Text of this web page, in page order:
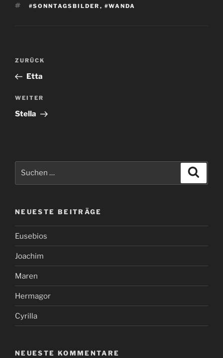
SCHLAGWÖRTER
#SONNTAGSBILDER , #WANDA
Beitragsnavigation
Vorheriger
Beitrag
ZURÜCK
Etta
Nächster
Beitrag
WEITER
Stella
NEUESTE BEITRÄGE
Eusebios
Joachim
Maren
Hermagor
Cyrilla
NEUESTE KOMMENTARE